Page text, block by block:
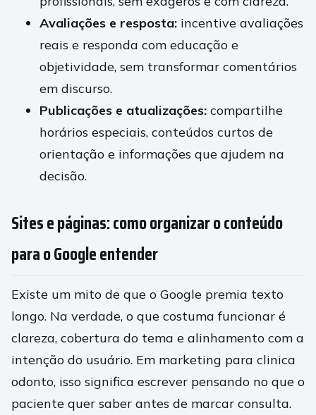
Avaliações e resposta: incentive avaliações
reais e responda com educação e
objetividade, sem transformar comentários
em discurso.
Publicações e atualizações: compartilhe
horários especiais, conteúdos curtos de
orientação e informações que ajudem na
decisão.
Sites e páginas: como organizar o conteúdo
para o Google entender
Existe um mito de que o Google premia texto
longo. Na verdade, o que costuma funcionar é
clareza, cobertura do tema e alinhamento com a
intenção do usuário. Em marketing para clinica
odonto, isso significa escrever pensando no que o
paciente quer saber antes de marcar consulta.